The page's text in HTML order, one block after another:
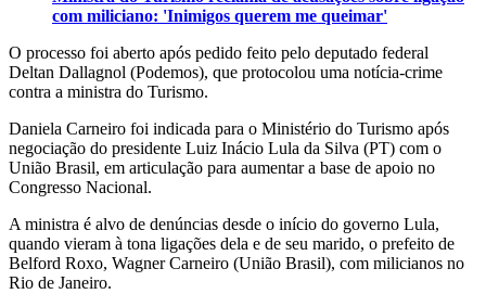
com miliciano: 'Inimigos querem me queimar'
O processo foi aberto após pedido feito pelo deputado federal
Deltan Dallagnol (Podemos), que protocolou uma notícia-crime
contra a ministra do Turismo.
Daniela Carneiro foi indicada para o Ministério do Turismo após
negociação do presidente Luiz Inácio Lula da Silva (PT) com o
União Brasil, em articulação para aumentar a base de apoio no
Congresso Nacional.
A ministra é alvo de denúncias desde o início do governo Lula,
quando vieram à tona ligações dela e de seu marido, o prefeito de
Belford Roxo, Wagner Carneiro (União Brasil), com milicianos no
Rio de Janeiro.